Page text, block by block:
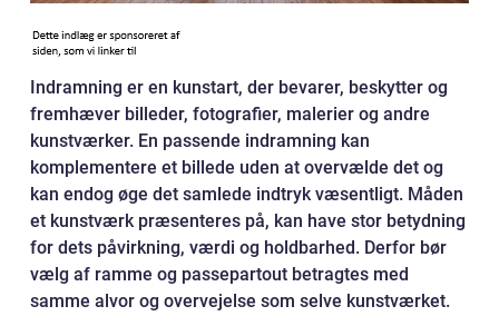
Indramning er en kunstart, der bevarer, beskytter og
fremhæver billeder, fotografier, malerier og andre
kunstværker. En passende indramning kan
komplementere et billede uden at overvælde det og
kan endog øge det samlede indtryk væsentligt. Måden
et kunstværk præsenteres på, kan have stor betydning
for dets påvirkning, værdi og holdbarhed. Derfor bør
vælg af ramme og passepartout betragtes med
samme alvor og overvejelse som selve kunstværket.